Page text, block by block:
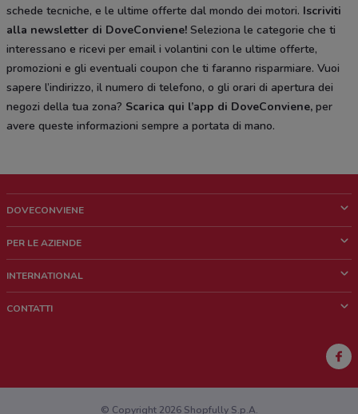
schede tecniche, e le ultime offerte dal mondo dei motori. Iscriviti
alla newsletter di DoveConviene! Seleziona le categorie che ti
interessano e ricevi per email i volantini con le ultime offerte,
promozioni e gli eventuali coupon che ti faranno risparmiare. Vuoi
sapere l’indirizzo, il numero di telefono, o gli orari di apertura dei
negozi della tua zona? Scarica qui l’app di DoveConviene, per
avere queste informazioni sempre a portata di mano.
DOVECONVIENE
Chi siamo
Lavora con noi
PER LE AZIENDE
Richieste commerciali e marketing
INTERNATIONAL
CONTATTI
Hai un malfunzionamento sul web o sull'app?
© Copyright 2026 Shopfully S.p.A.